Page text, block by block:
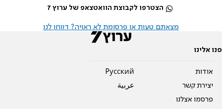
הצטרפו לקבוצת הוואטצאפ של ערוץ 7
מצאתם טעות או פרסומת לא ראויה? דווחו לנו
פנו אלינו
אודות
יצירת קשר
פרסמו אצלנו
Pусский
عربية